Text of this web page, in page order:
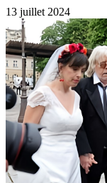
13 juillet 2024